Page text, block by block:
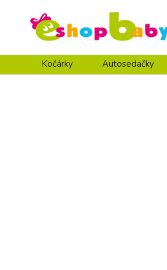
Kočárky Autosedačky